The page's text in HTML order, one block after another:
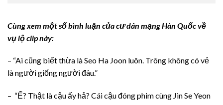
Cùng xem một số bình luận của cư dân mạng Hàn Quốc về
vụ lộ clip này:
– “Ai cũng biết thừa là Seo Ha Joon luôn. Trông không có vẻ
là người giống người đâu.”
– “Ế? Thật là cậu ấy hả? Cái cậu đóng phim cùng Jin Se Yeon